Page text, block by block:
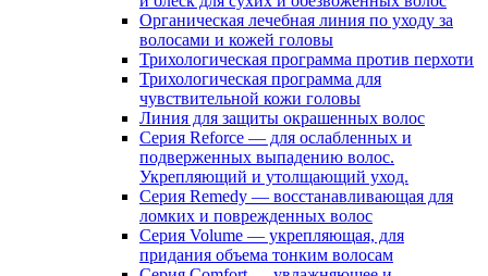
Органическая лечебная линия по уходу за
волосами и кожей головы
Трихологическая программа против перхоти
Трихологическая программа для
чувствительной кожи головы
Линия для защиты окрашенных волос
Серия Reforce — для ослабленных и
подверженных выпадению волос.
Укрепляющий и утолщающий уход.
Серия Remedy — восстанавливающая для
ломких и поврежденных волос
Серия Volume — укрепляющая, для
придания объема тонким волосам